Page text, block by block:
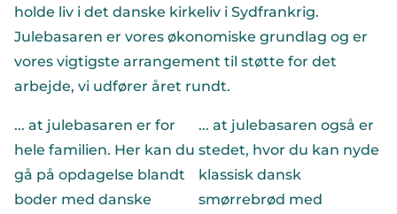
holde liv i det danske kirkeliv i Sydfrankrig.
Julebasaren er vores økonomiske grundlag og er
vores vigtigste arrangement til støtte for det
arbejde, vi udfører året rundt.
... at julebasaren er for
hele familien. Her kan du
gå på opdagelse blandt
boder med danske
... at julebasaren også er
stedet, hvor du kan nyde
klassisk dansk
smørrebrød med